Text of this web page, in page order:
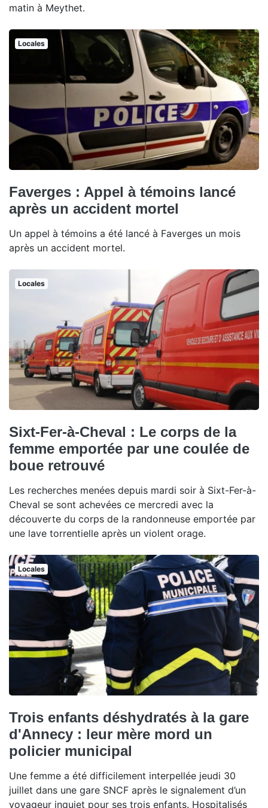
matin à Meythet.
Locales
Faverges : Appel à témoins lancé
après un accident mortel
Un appel à témoins a été lancé à Faverges un mois
après un accident mortel.
Locales
Sixt-Fer-à-Cheval : Le corps de la
femme emportée par une coulée de
boue retrouvé
Les recherches menées depuis mardi soir à Sixt-Fer-à-
Cheval se sont achevées ce mercredi avec la
découverte du corps de la randonneuse emportée par
une lave torrentielle après un violent orage.
Locales
Trois enfants déshydratés à la gare
d'Annecy : leur mère mord un
policier municipal
Une femme a été difficilement interpellée jeudi 30
juillet dans une gare SNCF après le signalement d’un
voyageur inquiet pour ses trois enfants. Hospitalisés